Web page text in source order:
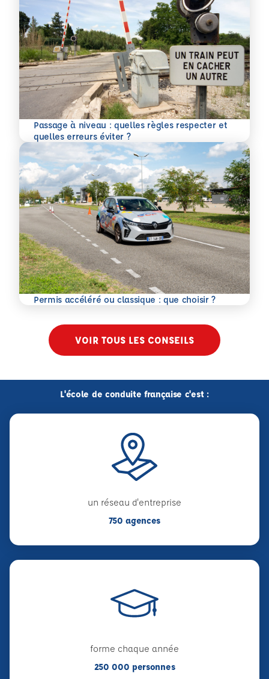
Passage à niveau : quelles règles respecter et
quelles erreurs éviter ?
En savoir plus
Permis accéléré ou classique : que choisir ?
En savoir plus
VOIR TOUS LES CONSEILS
L'école de conduite française c'est :
un réseau d'entreprise
750 agences
forme chaque année
250 000 personnes